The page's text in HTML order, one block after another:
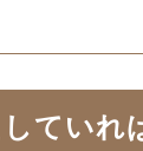
ていれ